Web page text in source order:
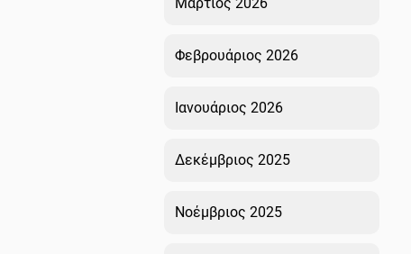
Φεβρουάριος 2026
Ιανουάριος 2026
Δεκέμβριος 2025
Νοέμβριος 2025